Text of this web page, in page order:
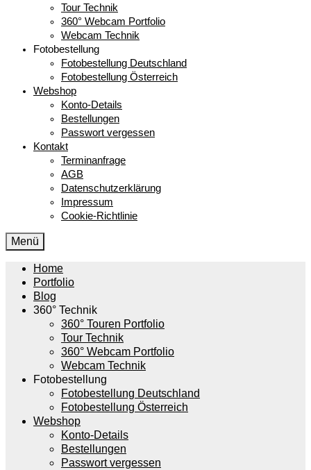
Tour Technik
360° Webcam Portfolio
Webcam Technik
Fotobestellung
Fotobestellung Deutschland
Fotobestellung Österreich
Webshop
Konto-Details
Bestellungen
Passwort vergessen
Kontakt
Terminanfrage
AGB
Datenschutzerklärung
Impressum
Cookie-Richtlinie
Menü
Home
Portfolio
Blog
360° Technik
360° Touren Portfolio
Tour Technik
360° Webcam Portfolio
Webcam Technik
Fotobestellung
Fotobestellung Deutschland
Fotobestellung Österreich
Webshop
Konto-Details
Bestellungen
Passwort vergessen